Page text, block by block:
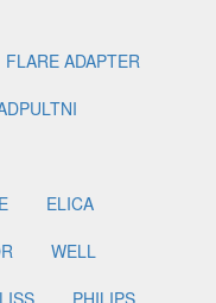
FLARE ADAPTER
ELICA
WELL